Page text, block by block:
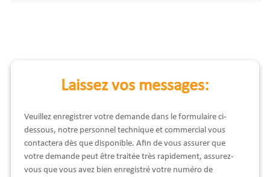
Laissez vos messages:
Veuillez enregistrer votre demande dans le formulaire ci-
dessous, notre personnel technique et commercial vous
contactera dès que disponible. Afin de vous assurer que
votre demande peut être traitée très rapidement, assurez-
vous que vous avez bien enregistré votre numéro de